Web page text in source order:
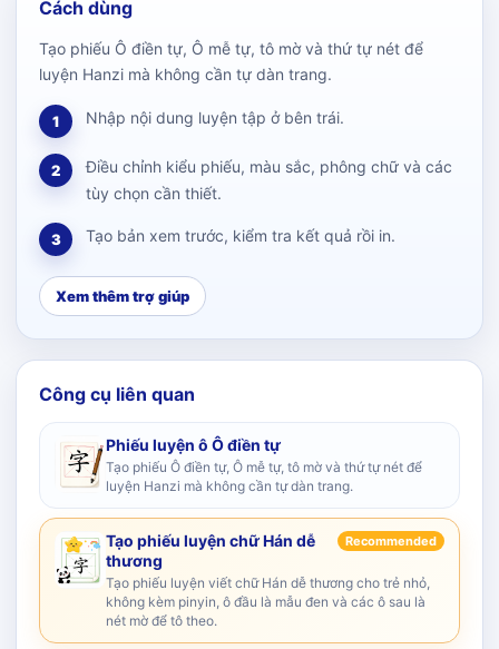
Cách dùng
Tạo phiếu Ô điền tự, Ô mễ tự, tô mờ và thứ tự nét để
luyện Hanzi mà không cần tự dàn trang.
1 Nhập nội dung luyện tập ở bên trái.
2
Điều chỉnh kiểu phiếu, màu sắc, phông chữ và các
tùy chọn cần thiết.
3 Tạo bản xem trước, kiểm tra kết quả rồi in.
Xem thêm trợ giúp
Công cụ liên quan
Phiếu luyện ô Ô điền tự
Tạo phiếu Ô điền tự, Ô mễ tự, tô mờ và thứ tự nét để
luyện Hanzi mà không cần tự dàn trang.
Tạo phiếu luyện chữ Hán dễ
thương
Recommended
Tạo phiếu luyện viết chữ Hán dễ thương cho trẻ nhỏ,
không kèm pinyin, ô đầu là mẫu đen và các ô sau là
nét mờ để tô theo.